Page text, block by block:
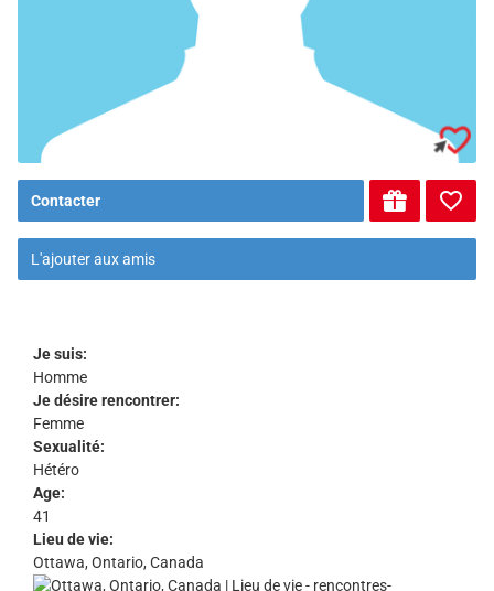
Contacter
L'ajouter aux amis
Je suis:
Homme
Je désire rencontrer:
Femme
Sexualité:
Hétéro
Age:
41
Lieu de vie:
Ottawa, Ontario, Canada